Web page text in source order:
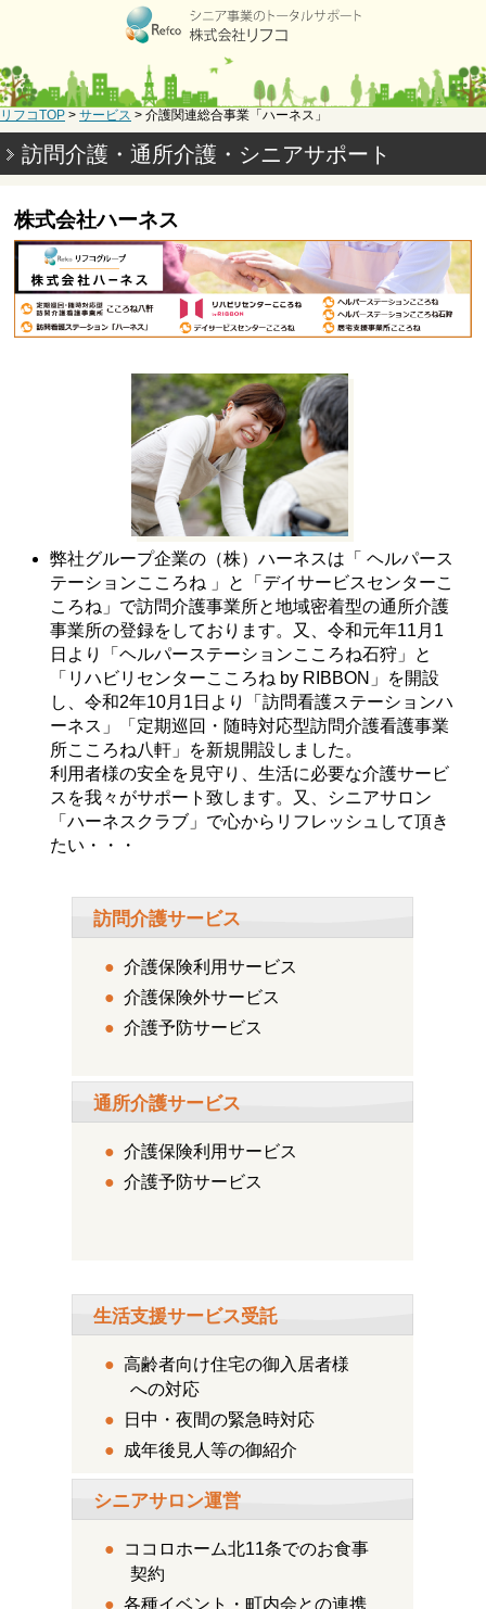
リフコTOP > サービス > 介護関連総合事業 「ハーネス」
訪問介護・通所介護・シニアサポート
株式会社ハーネス
弊社グループ企業の（株）ハーネスは「 ヘルパース
テーションこころね 」と「デイサービスセンターこ
ころね」で訪問介護事業所と地域密着型の通所介護
事業所の登録をしております。又、令和元年11月1
日より「ヘルパーステーションこころね石狩」と
「リハビリセンターこころね by RIBBON」を開設
し、令和2年10月1日より「訪問看護ステーションハ
ーネス」「定期巡回・随時対応型訪問介護看護事業
所こころね八軒」を新規開設しました。
利用者様の安全を見守り、生活に必要な介護サービ
スを我々がサポート致します。又、シニアサロン
「ハーネスクラブ」で心からリフレッシュして頂き
たい・・・
訪問介護サービス
● 介護保険利用サービス
● 介護保険外サービス
● 介護予防サービス
通所介護サービス
● 介護保険利用サービス
● 介護予防サービス
生活支援サービス受託
● 高齢者向け住宅の御入居者様
への対応
●
日中・夜間の緊急時対応
●
成年後見人等の御紹介
シニアサロン運営
●
ココロホーム北11条でのお食事
契約
● 各種イベント・町内会との連携